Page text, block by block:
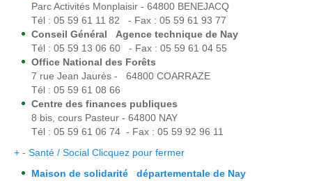
Parc Activités Monplaisir - 64800 BENEJACQ
Tél : 05 59 61 11 82 - Fax : 05 59 61 93 77
Conseil Général Agence technique de Nay
Tél : 05 59 13 06 60 - Fax : 05 59 61 04 55
Office National des Forêts
7 rue Jean Jaurès - 64800 COARRAZE
Tél : 05 59 61 08 66
Centre des finances publiques
8 bis, cours Pasteur - 64800 NAY
Tél : 05 59 61 06 74 - Fax : 05 59 92 96 11
+ - Santé / Social Clicquez pour fermer
Maison de solidarité départementale de Nay